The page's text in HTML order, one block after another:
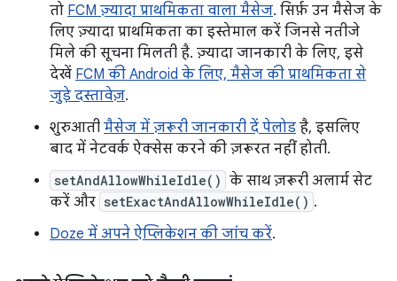
तो FCM ज़्यादा प्राथमिकता वाला मैसेज. सिर्फ़ उन मैसेज के
लिए ज़्यादा प्राथमिकता का इस्तेमाल करें जिनसे नतीजे
मिले की सूचना मिलती है. ज़्यादा जानकारी के लिए, इसे
देखें FCM की Android के लिए, मैसेज की प्राथमिकता से
जुड़े दस्तावेज़.
शुरुआती मैसेज में ज़रूरी जानकारी दें पेलोड है, इसलिए
बाद में नेटवर्क ऐक्सेस करने की ज़रूरत नहीं होती.
setAndAllowWhileIdle() के साथ ज़रूरी अलार्म सेट
करें और setExactAndAllowWhileIdle() .
Doze में अपने ऐप्लिकेशन की जांच करें.